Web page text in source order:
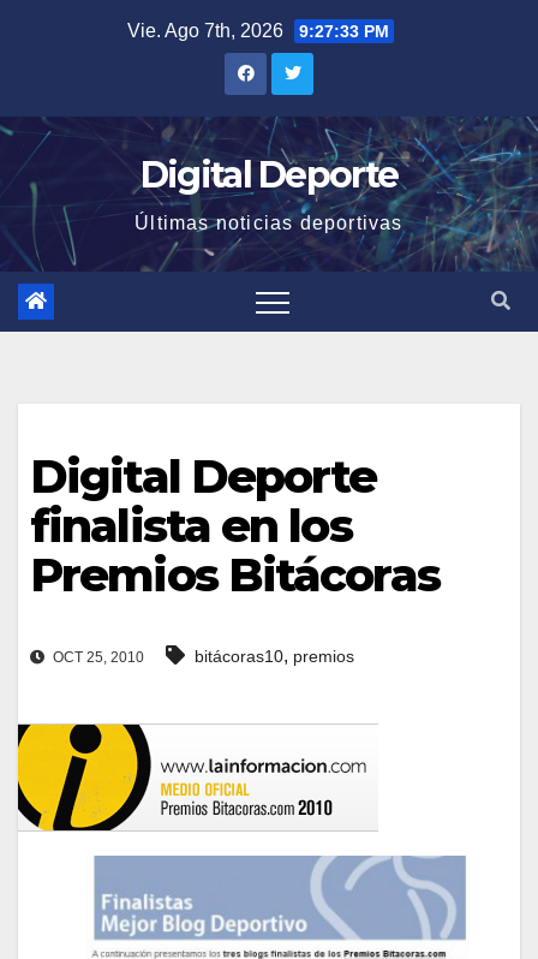
Vie. Ago 7th, 2026 9:27:34 PM
Digital Deporte
Últimas noticias deportivas
Digital Deporte
finalista en los
Premios Bitácoras
OCT 25, 2010 bitácoras10, premios